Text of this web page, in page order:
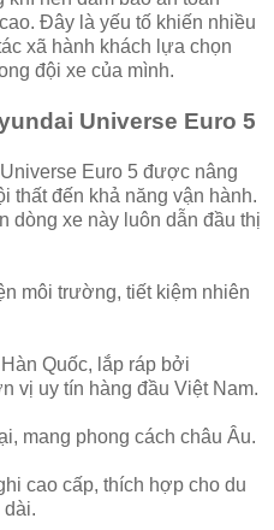
Đây là yếu tố khiến nhiều
xã hành khách lựa chọn
đội xe của mình.
Universe Euro 5
Euro 5 được nâng
thất đến khả năng vận hành.
dòng xe này luôn dẫn đầu thị
môi trường, tiết kiệm nhiên
Quốc, lắp ráp bởi
vị uy tín hàng đầu Việt Nam.
mang phong cách châu Âu.
cao cấp, thích hợp cho du
dài.